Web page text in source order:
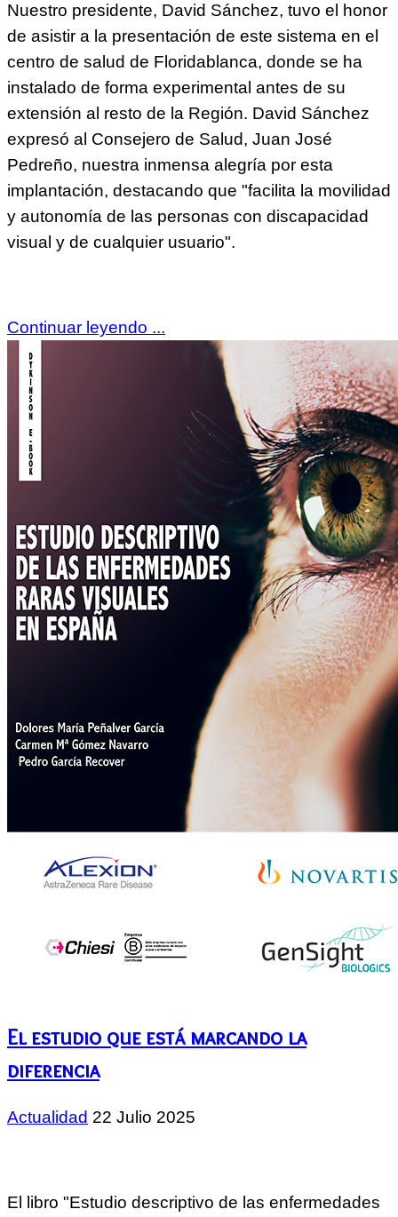
Nuestro presidente, David Sánchez, tuvo el honor
de asistir a la presentación de este sistema en el
centro de salud de Floridablanca, donde se ha
instalado de forma experimental antes de su
extensión al resto de la Región. David Sánchez
expresó al Consejero de Salud, Juan José
Pedreño, nuestra inmensa alegría por esta
implantación, destacando que "facilita la movilidad
y autonomía de las personas con discapacidad
visual y de cualquier usuario".
Continuar leyendo ...
El estudio que está marcando la
diferencia
Actualidad 22 Julio 2025
El libro "Estudio descriptivo de las enfermedades